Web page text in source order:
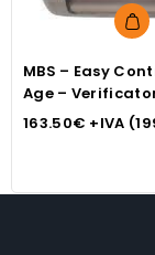
MBS – Easy
Age –
banconote
163.50€ +IVA (